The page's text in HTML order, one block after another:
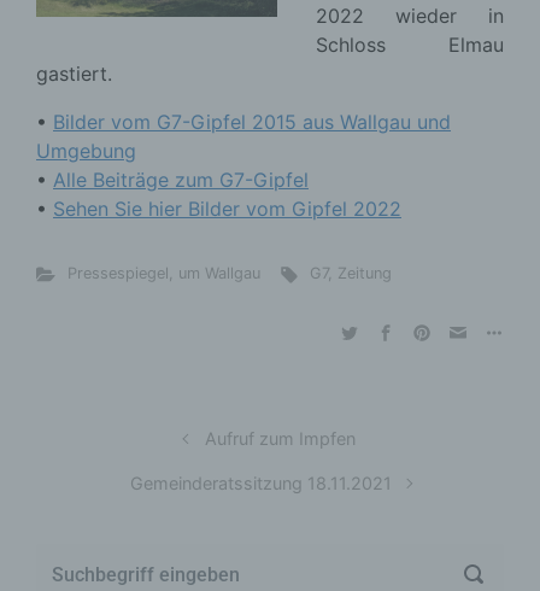
2022 wieder in
Schloss Elmau
gastiert.
• Bilder vom G7-Gipfel 2015 aus Wallgau und
Umgebung
• Alle Beiträge zum G7-Gipfel
• Sehen Sie hier Bilder vom Gipfel 2022
Pressespiegel, um Wallgau G7, Zeitung
Aufruf zum Impfen
Gemeinderatssitzung 18.11.2021